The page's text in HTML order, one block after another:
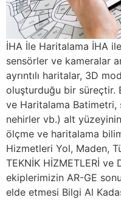
İHA İle Haritalama İHA
sensörler ve kameralar
ayrıntılı haritalar, 3D
oluşturduğu bir süreçtir.
ve Haritalama Batimetri,
nehirler vb.) alt
ölçme ve haritalama
Hizmetleri Yol, Maden,
TEKNİK HİZMETLERİ ve
ekiplerimizin AR-GE
elde etmesi Bilgi Al